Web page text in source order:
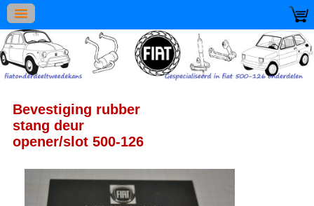
Bevestiging rubber
stang deur
opener/slot 500-126